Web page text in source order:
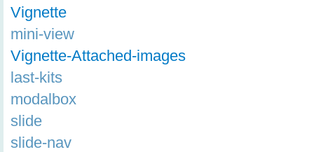
Vignette
mini-view
Vignette-Attached-images
last-kits
modalbox
slide
slide-nav